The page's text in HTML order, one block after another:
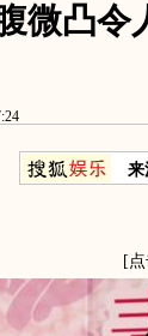
微凸令
来
[